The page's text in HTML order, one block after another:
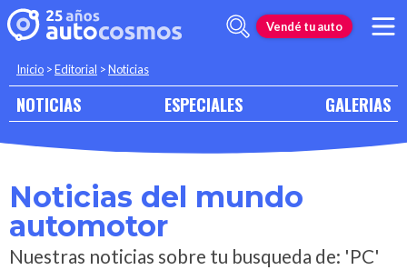
Vendé tu auto
Inicio >Editorial >Noticias
NOTICIAS ESPECIALES GALERIAS
Noticias del mundo
automotor
Nuestras noticias sobre tu busqueda de: 'PC'